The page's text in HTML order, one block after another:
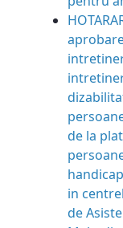
de la
in
de